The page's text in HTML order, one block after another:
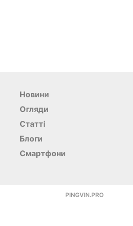
Новини
Огляди
Статті
Блоги
Смартфони
PINGVIN.PRO